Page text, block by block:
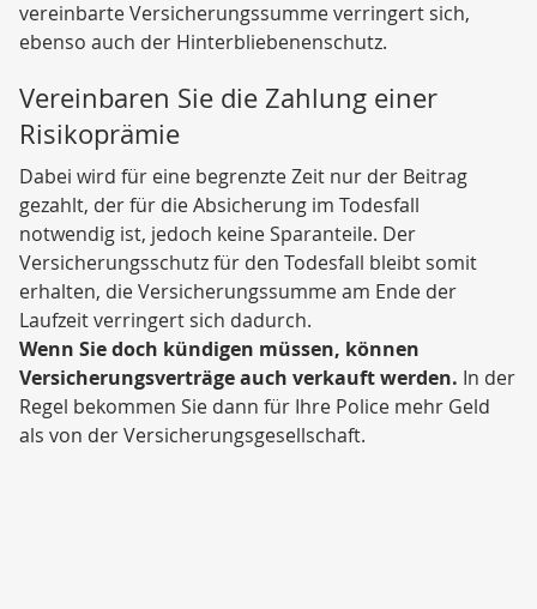
vereinbarte Versicherungssumme verringert sich,
ebenso auch der Hinterbliebenenschutz.
Vereinbaren Sie die Zahlung einer
Risikoprämie
Dabei wird für eine begrenzte Zeit nur der Beitrag
gezahlt, der für die Absicherung im Todesfall
notwendig ist, jedoch keine Sparanteile. Der
Versicherungsschutz für den Todesfall bleibt somit
erhalten, die Versicherungssumme am Ende der
Laufzeit verringert sich dadurch.
Wenn Sie doch kündigen müssen, können
Versicherungsverträge auch verkauft werden. In der
Regel bekommen Sie dann für Ihre Police mehr Geld
als von der Versicherungsgesellschaft.